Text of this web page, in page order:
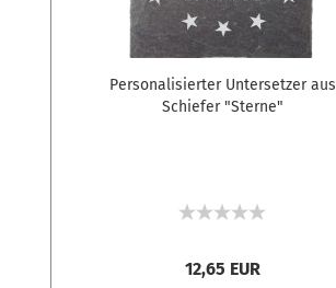
Personalisierter Untersetzer aus
Schiefer "Sterne"
12,65 EUR